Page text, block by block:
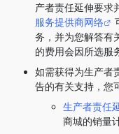
产者责任延伸要求
服务提供商网络
务，并为您解答有
的费用会因所选服
如需获得为生产者
告的有关支持，您
生产者责任
商城的销量